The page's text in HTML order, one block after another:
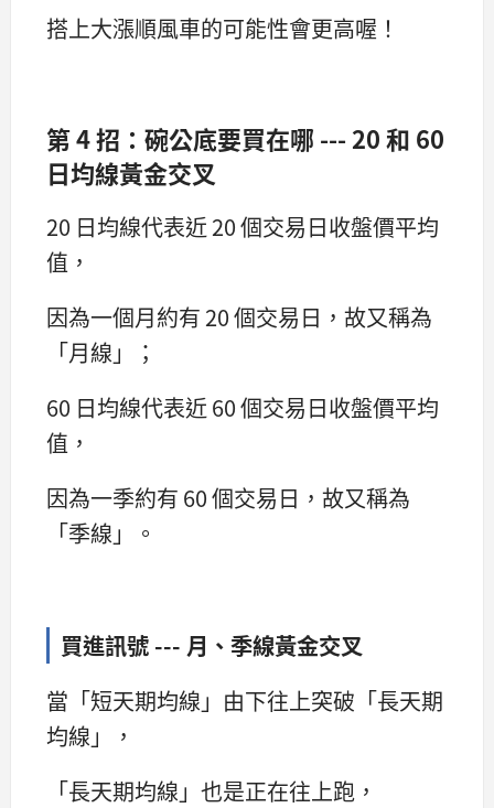
搭上大漲順風車的可能性會更高喔！
第 4 招：碗公底要買在哪 --- 20 和 60
日均線黃金交叉
20 日均線代表近 20 個交易日收盤價平均
值，
因為一個月約有 20 個交易日，故又稱為
「月線」；
60 日均線代表近 60 個交易日收盤價平均
值，
因為一季約有 60 個交易日，故又稱為
「季線」。
買進訊號 --- 月、季線黃金交叉
當「短天期均線」由下往上突破「長天期
均線」，
「長天期均線」也是正在往上跑，